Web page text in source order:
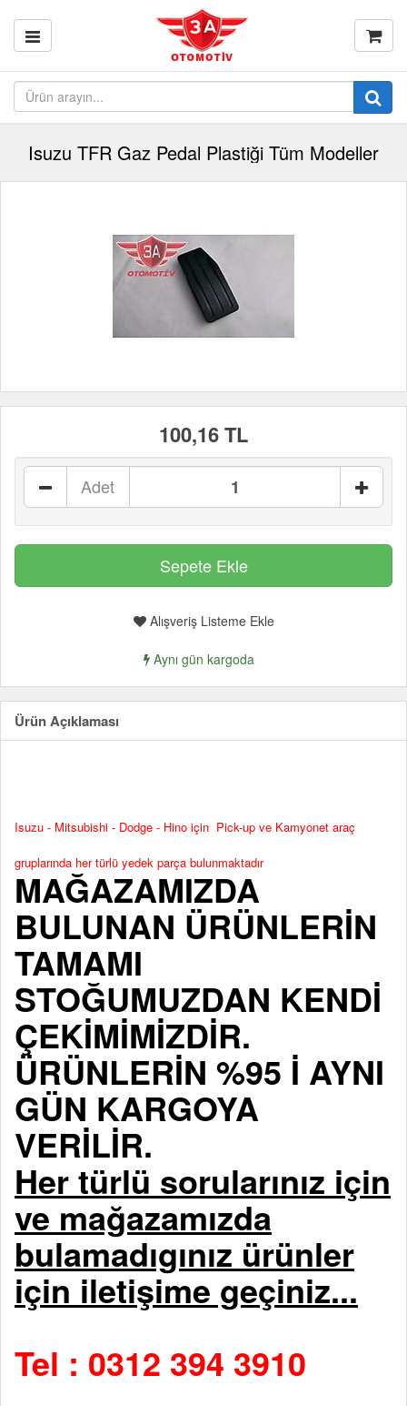
Isuzu TFR Gaz Pedal Plastiği Tüm Modeller
100,16 TL
Adet
Alışveriş Listeme Ekle
Aynı gün kargoda
Ürün Açıklaması
Isuzu - Mitsubishi - Dodge - Hino için Pick-up ve Kamyonet araç
gruplarında her türlü yedek parça bulunmaktadır
MAĞAZAMIZDA
BULUNAN ÜRÜNLERİN
TAMAMI
STOĞUMUZDAN KENDİ
ÇEKİMİMİZDİR.
ÜRÜNLERİN %95 İ AYNI
GÜN KARGOYA
VERİLİR.
Her türlü sorularınız için
ve mağazamızda
bulamadıgınız ürünler
için iletişime geçiniz...
Tel : 0312 394 3910